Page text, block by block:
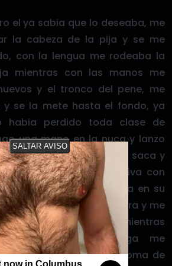
el ya sabia que lo deseaba, me
la cabeza de la pija y se me
con la lengua me rodeaba la
mientras con las manos me
y el tronco del pene, me
y se la mete hasta el fondo, ya
habia perdido toda clase de
una mano en la nuca y lanzo
que el anterior, se la saca y
la pija llena de saliva con
un hilo todavia estaba en su
se levanta me mira y me
la boca, era un sueño, mientras
sentia como su verga me
podia oler el aroma de
now in Columbus
SALTAR AVISO